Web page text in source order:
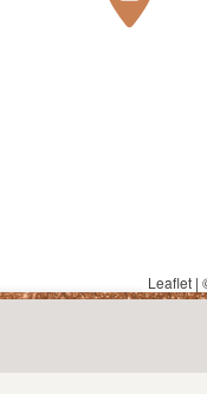
Leaflet |